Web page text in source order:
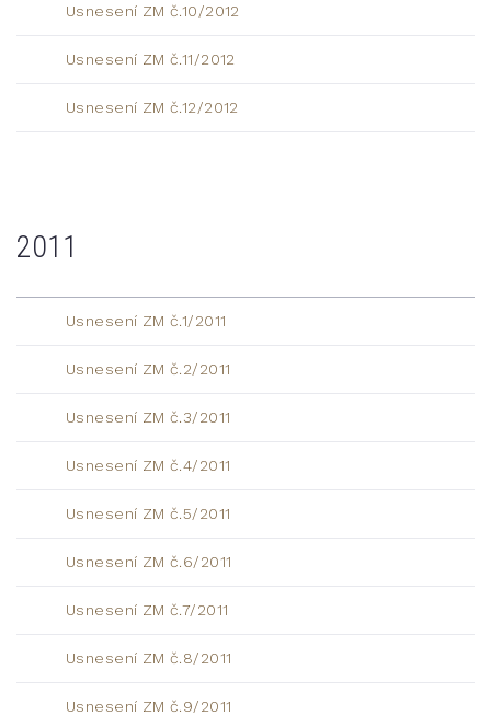
Usnesení ZM č.10/2012
Usnesení ZM č.11/2012
Usnesení ZM č.12/2012
2011
Usnesení ZM č.1/2011
Usnesení ZM č.2/2011
Usnesení ZM č.3/2011
Usnesení ZM č.4/2011
Usnesení ZM č.5/2011
Usnesení ZM č.6/2011
Usnesení ZM č.7/2011
Usnesení ZM č.8/2011
Usnesení ZM č.9/2011